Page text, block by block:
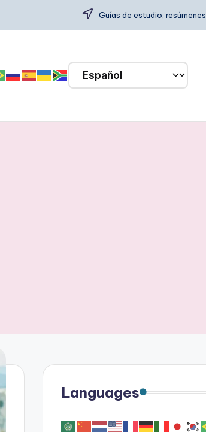
Guías de estudio,
Languages